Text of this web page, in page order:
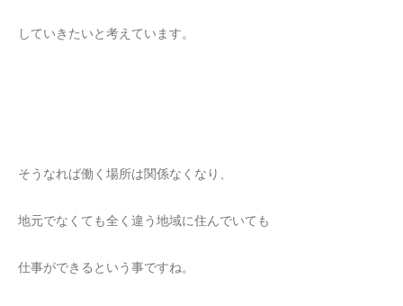
していきたいと考えています。
そうなれば働く場所は関係なくなり、
地元でなくても全く違う地域に住んでいても
仕事ができるという事ですね。